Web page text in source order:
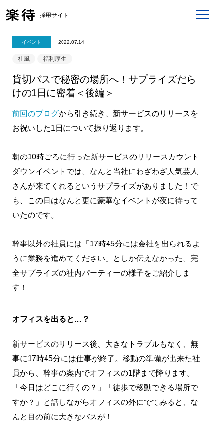
採用サイト
イベント 2022.07.14
社風 福利厚生
貸切バスで秘密の場所へ！サプライズだら
けの1日に密着＜後編＞
前回のブログから引き続き、新サービスのリリースを
お祝いした1日について振り返ります。
朝の10時ごろに行った新サービスのリリースカウント
ダウンイベントでは、なんと当社にわざわざ人気芸人
さんが来てくれるというサプライズがありました！で
も、この日はなんと更に豪華なイベントが夜に待って
いたのです。
幹事以外の社員には「17時45分には会社を出られるよ
うに業務を進めてください」としか伝えなかった、完
全サプライズの社内パーティーの様子をご紹介しま
す！
オフィスを出ると…？
新サービスのリリース後、大きなトラブルもなく、無
事に17時45分には仕事が終了。移動の準備が出来た社
員から、幹事の案内でオフィスの1階まで降ります。
「今日はどこに行くの？」「徒歩で移動できる場所で
すか？」と話しながらオフィスの外にでてみると、な
んと目の前に大きなバスが！